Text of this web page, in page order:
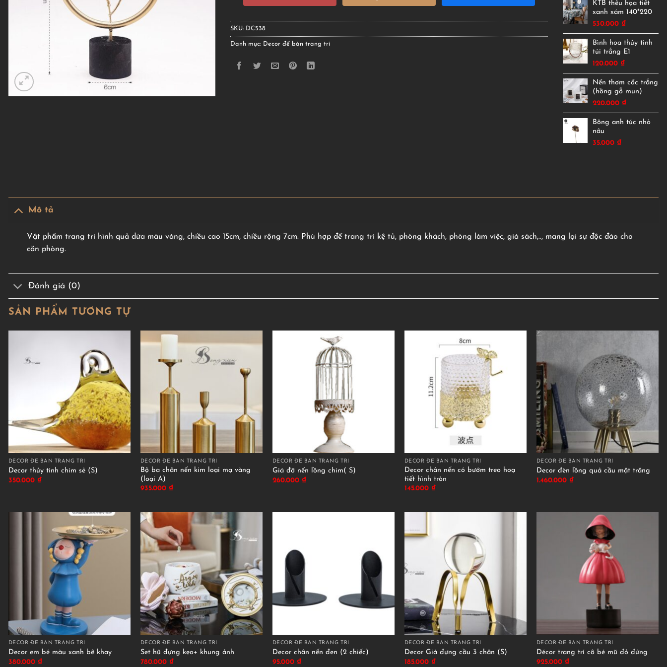
SKU: DC538
Danh mục: Decor để bàn trang trí
KTB thêu họa tiết
xanh xám 140*220
530.000 ₫
Bình hoa thủy tinh
túi trắng E1
120.000 ₫
Nến thơm cốc trắng
(hồng gỗ mun)
220.000 ₫
Bông anh túc nhỏ
nâu
35.000 ₫
Mô tả
Vật phẩm trang trí hình quả dứa màu vàng, chiều cao 15cm, chiều rộng 7cm. Phù hợp để trang trí kệ tủ, phòng khách, phòng làm việc, giá sách,.., mang lại sự độc đáo cho
căn phòng.
Đánh giá (0)
SẢN PHẨM TƯƠNG TỰ
DECOR ĐỂ BÀN TRANG TRÍ
Decor thủy tinh chim sẻ (S)
350.000 ₫
DECOR ĐỂ BÀN TRANG TRÍ
Bộ ba chân nến kim loại mạ vàng
(loại A)
935.000 ₫
DECOR ĐỂ BÀN TRANG TRÍ
Giá đỡ nến lồng chim( S)
260.000 ₫
DECOR ĐỂ BÀN TRANG TRÍ
Decor chân nến có bướm treo hoạ
tiết hình tròn
145.000 ₫
DECOR ĐỂ BÀN TRANG TRÍ
Decor đèn lồng quả cầu mặt trăng
1.460.000 ₫
DECOR ĐỂ BÀN TRANG TRÍ
Decor em bé màu xanh bê khay
380.000 ₫
DECOR ĐỂ BÀN TRANG TRÍ
Set hũ đựng kẹo+ khung ảnh
780.000 ₫
DECOR ĐỂ BÀN TRANG TRÍ
Decor chân nến đen (2 chiếc)
95.000 ₫
DECOR ĐỂ BÀN TRANG TRÍ
Decor Giá đựng cầu 3 chân (S)
185.000 ₫
DECOR ĐỂ BÀN TRANG TRÍ
Décor trang trí cô bé mũ đỏ đứng
925.000 ₫